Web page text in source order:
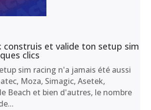
construis et valide ton setup sim
clics
sim racing n'a jamais été aussi
Moza, Simagic, Asetek,
Beach et bien d'autres, le nombre